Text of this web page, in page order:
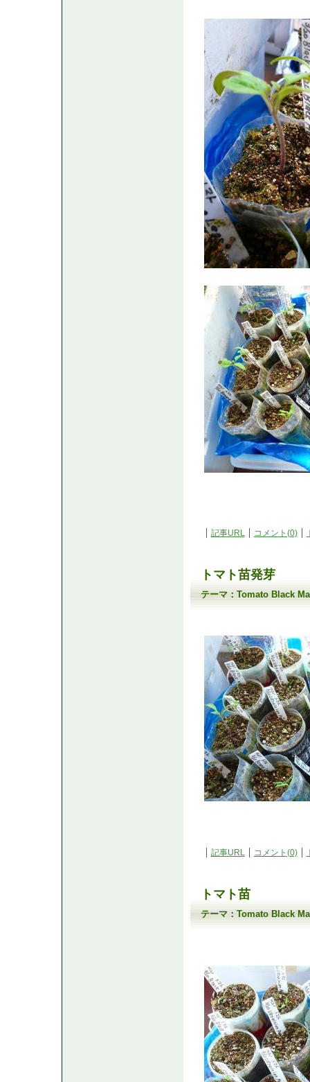
記事URL コメント(0)
トマト苗発芽
テーマ：Tomato Black
記事URL コメント(0)
トマト苗
テーマ：Tomato Black